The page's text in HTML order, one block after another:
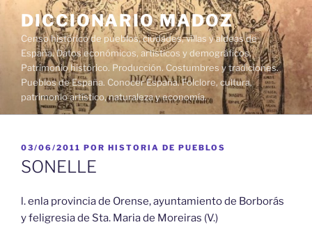
contenido
DICCIONARIO MADOZ
Censo histórico de pueblos, ciudades, villas y aldeas de
España. Datos económicos, artísticos y demográficos.
Patrimonio histórico. Producción. Costumbres y tradiciones.
Pueblos de España. Conocer España. Folclore, cultura,
patrimonio artístico, naturaleza y economía.
PUBLICADO
EL
03/06/2011 POR HISTORIA DE PUEBLOS
SONELLE
l. enla provincia de Orense, ayuntamiento de Borborás
y feligresia de Sta. Maria de Moreiras (V.)